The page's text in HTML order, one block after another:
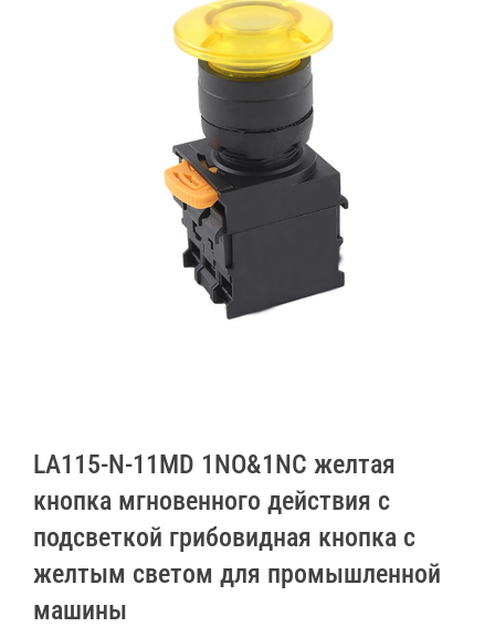
LA115-N-11MD 1NO&1NC желтая
кнопка мгновенного действия с
подсветкой грибовидная кнопка с
желтым светом для промышленной
машины